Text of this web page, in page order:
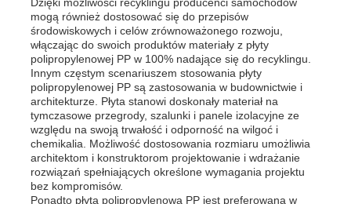
mogą również dostosować się do przepisów
środowiskowych i celów zrównoważonego rozwoju,
włączając do swoich produktów materiały z płyty
polipropylenowej PP w 100% nadające się do recyklingu.
Innym częstym scenariuszem stosowania płyty
polipropylenowej PP są zastosowania w budownictwie i
architekturze. Płyta stanowi doskonały materiał na
tymczasowe przegrody, szalunki i panele izolacyjne ze
względu na swoją trwałość i odporność na wilgoć i
chemikalia. Możliwość dostosowania rozmiaru umożliwia
architektom i konstruktorom projektowanie i wdrażanie
rozwiązań spełniających określone wymagania projektu
bez kompromisów.
Ponadto płyta polipropylenowa PP jest preferowana w